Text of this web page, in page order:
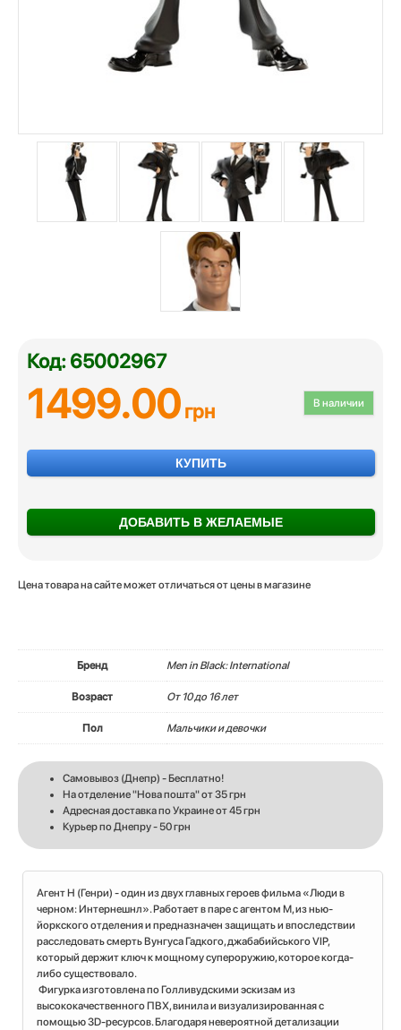
Код: 65002967
В наличии
1499.00грн
КУПИТЬ
ДОБАВИТЬ В ЖЕЛАЕМЫЕ
Цена товара на сайте может отличаться от цены в магазине
Бренд Men in Black: International
Возраст От 10 до 16 лет
Пол Мальчики и девочки
Самовывоз (Днепр) - Бесплатно!
На отделение "Нова пошта" от 35 грн
Адресная доставка по Украине от 45 грн
Курьер по Днепру - 50 грн
Агент Н (Генри) - один из двух главных героев фильма «Люди в
черном: Интернешнл». Работает в паре с агентом М, из нью-
йоркского отделения и предназначен защищать и впоследствии
расследовать смерть Вунгуса Гадкого, джабабийського VIP,
который держит ключ к мощному супероружию, которое когда-
либо существовало.
Фигурка изготовлена ​​по Голливудскими эскизам из
высококачественного ПВХ, винила и визуализированная с
помощью 3D-ресурсов. Благодаря невероятной детализации